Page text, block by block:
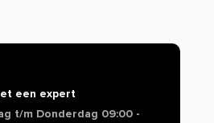
een expert
t/m Donderdag 09:00 -